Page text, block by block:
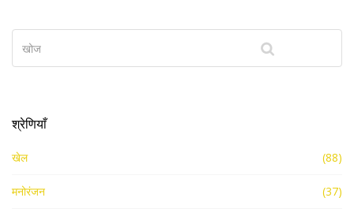
श्रेणियाँ
खेल (88)
मनोरंजन (37)